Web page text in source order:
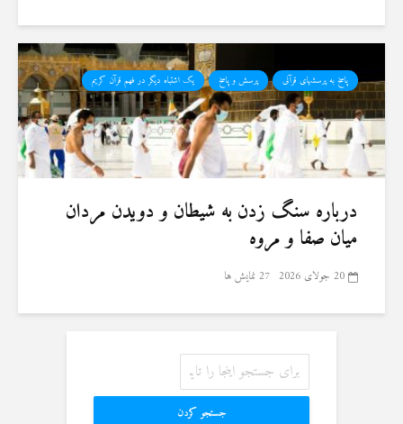
پاسخ به پرسشهای قرآنی پرسش و پاسخ یک اشتباه دیگر در فهم قرآن کریم
درباره سنگ زدن به شیطان و دویدن مردان
میان صفا و مروه
20 جولای 2026 27 نمایش ها
جستجو کردن